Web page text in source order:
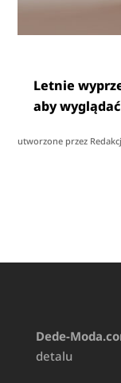
Letnie
aby
utworzone przez
Dede-
detalu